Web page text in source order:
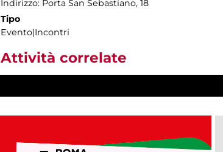
Indirizzo: Porta San Sebastiano, 18
Tipo
Evento|Incontri
Attività correlate